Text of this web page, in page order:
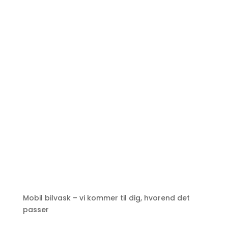
Mobil bilvask – vi kommer til dig, hvorend det
passer